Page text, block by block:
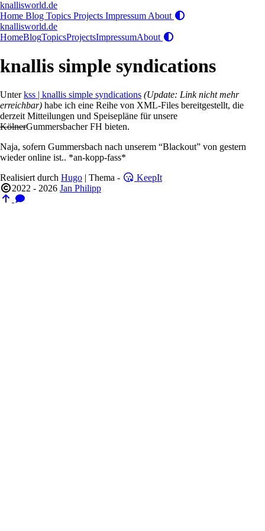
knallisworld.de
Home Blog Topics Projects Impressum About
knallisworld.de
HomeBlogTopicsProjectsImpressumAbout
knallis simple syndications
Unterkss | knallis simple syndications (Update: Link nicht mehr
erreichbar) habe ich eine Reihe von XML-Files bereitgestellt, die
derzeit Mitteilungen und Speisepläne für unsere
KölnerGummersbacher FH bieten.
Naja, sofern Gummersbach nach unserem “Blackout” von gestern
wieder online ist.. *an-kopp-fass*
Realisiert durch Hugo | Thema -
KeepIt
2022 - 2026 Jan Philipp